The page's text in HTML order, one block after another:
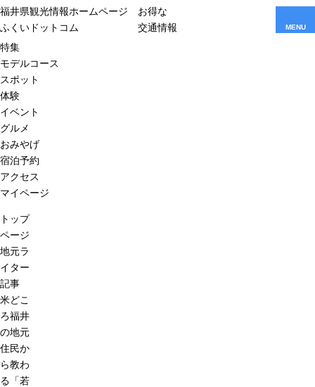
福井県観光情報ホームページ
ふくいドットコム
お得な
交通情報
MENU
特集
モデルコース
スポット
体験
イベント
グルメ
おみやげ
宿泊予約
アクセス
マイページ
トップ
ページ
地元ラ
イター
記事
米どこ
ろ福井
の地元
住民か
ら教わ
る「若